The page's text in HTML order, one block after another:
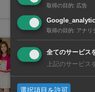
取得の目的: 広告
取得の目的: アナリ
全てのサービス
上記のサービス
選択項目を許可